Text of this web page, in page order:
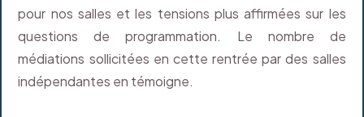
pour nos salles et les tensions plus affirmées sur les
questions de programmation. Le nombre de
médiations sollicitées en cette rentrée par des salles
indépendantes en témoigne.